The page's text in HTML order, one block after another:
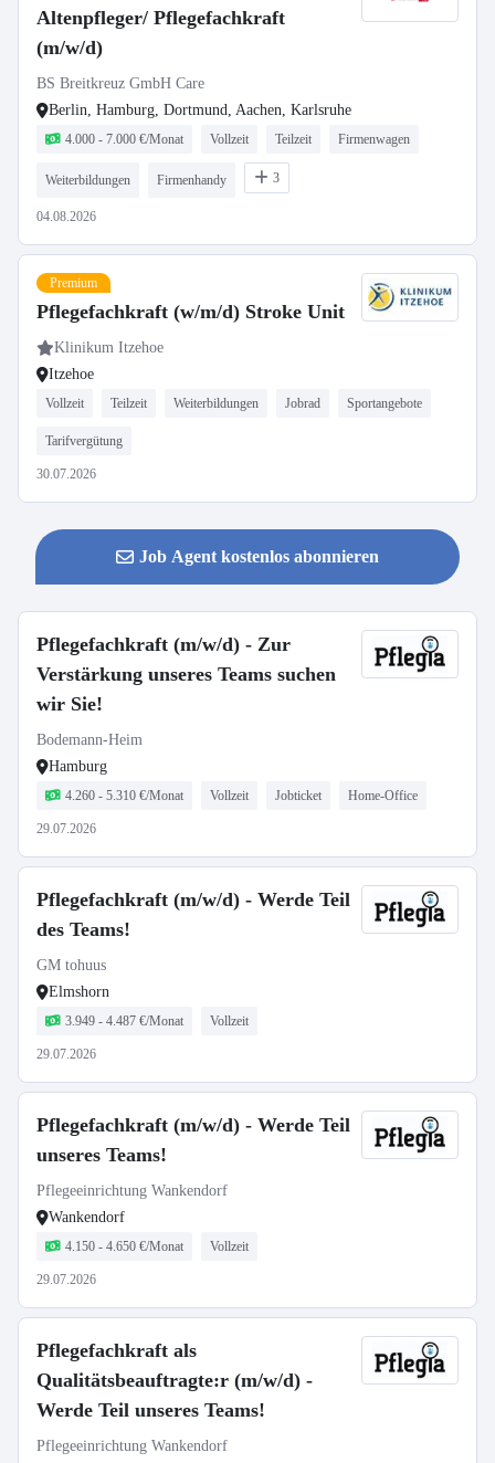
Altenpfleger/ Pflegefachkraft
(m/w/d)
BS Breitkreuz GmbH Care
Berlin, Hamburg, Dortmund, Aachen, Karlsruhe
4.000 - 7.000 €/Monat Vollzeit Teilzeit Firmenwagen
Weiterbildungen Firmenhandy 3
04.08.2026
Premium
Pflegefachkraft (w/m/d) Stroke Unit
Klinikum Itzehoe
Itzehoe
Vollzeit Teilzeit Weiterbildungen Jobrad Sportangebote
Tarifvergütung
30.07.2026
Job Agent kostenlos abonnieren
Pflegefachkraft (m/w/d) - Zur
Verstärkung unseres Teams suchen
wir Sie!
Bodemann-Heim
Hamburg
4.260 - 5.310 €/Monat Vollzeit Jobticket Home-Office
29.07.2026
Pflegefachkraft (m/w/d) - Werde Teil
des Teams!
GM tohuus
Elmshorn
3.949 - 4.487 €/Monat Vollzeit
29.07.2026
Pflegefachkraft (m/w/d) - Werde Teil
unseres Teams!
Pflegeeinrichtung Wankendorf
Wankendorf
4.150 - 4.650 €/Monat Vollzeit
29.07.2026
Pflegefachkraft als
Qualitätsbeauftragte:r (m/w/d) -
Werde Teil unseres Teams!
Pflegeeinrichtung Wankendorf